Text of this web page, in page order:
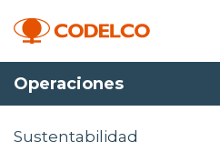
Transparencia activa
Operaciones
Sustentabilidad